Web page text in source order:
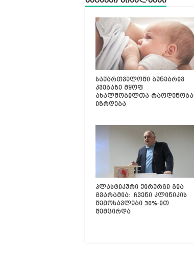
საქართველოში ბუნებრივ
კვებაზე მყოფ
ახალშობილთა რაოდენობა
იზრდება
პლასტიკური ქირურგი გია
გვარამია: ჩვენი კლინიკის
შემოსავლები 30%-ით
შემცირდა